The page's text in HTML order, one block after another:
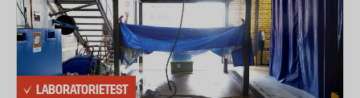
LABORATORIETEST